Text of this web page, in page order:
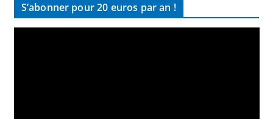
S’abonner pour 20 euros par an !